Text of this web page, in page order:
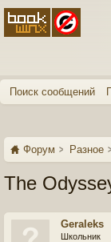
Поиск сообщений
Форум Разное
The
Geraleks
Школьник